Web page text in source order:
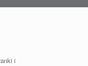
i